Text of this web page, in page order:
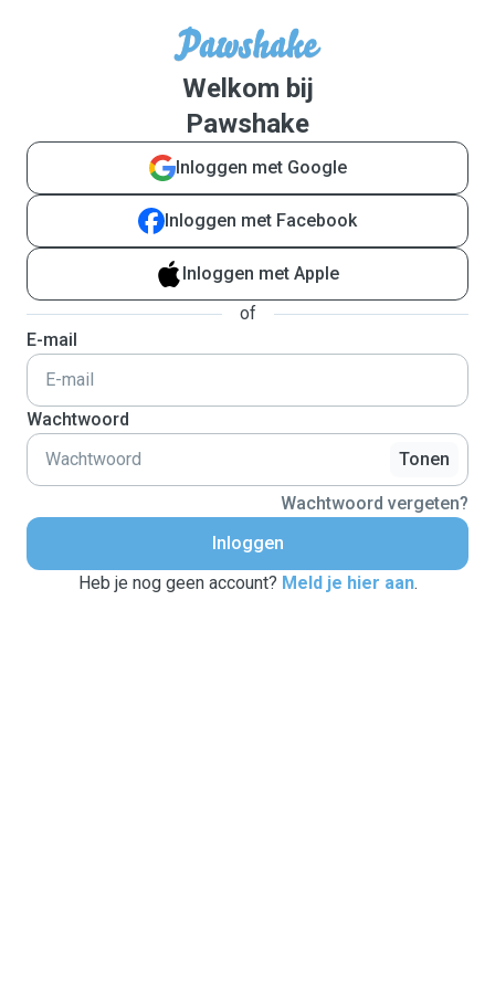
Welkom bij
Pawshake
Inloggen met Google
Inloggen met Facebook
Inloggen met Apple
of
E-mail
Wachtwoord
Tonen
Wachtwoord vergeten?
Inloggen
Heb je nog geen account? Meld je hier aan.